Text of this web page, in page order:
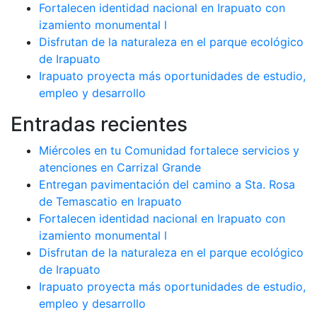
Fortalecen identidad nacional en Irapuato con
izamiento monumental l
Disfrutan de la naturaleza en el parque ecológico
de Irapuato
Irapuato proyecta más oportunidades de estudio,
empleo y desarrollo
Entradas recientes
Miércoles en tu Comunidad fortalece servicios y
atenciones en Carrizal Grande
Entregan pavimentación del camino a Sta. Rosa
de Temascatio en Irapuato
Fortalecen identidad nacional en Irapuato con
izamiento monumental l
Disfrutan de la naturaleza en el parque ecológico
de Irapuato
Irapuato proyecta más oportunidades de estudio,
empleo y desarrollo